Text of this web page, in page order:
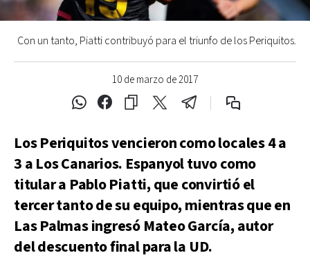
10 de marzo de 2017
Con un tanto, Piatti contribuyó para el triunfo de los Periquitos.
Los Periquitos vencieron como locales 4 a
3 a Los Canarios. Espanyol tuvo como
titular a Pablo Piatti, que convirtió el
tercer tanto de su equipo, mientras que en
Las Palmas ingresó Mateo García, autor
del descuento final para la UD.